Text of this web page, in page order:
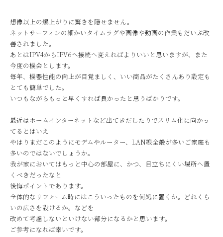
想像以上の爆上がりに驚きを隠せません。
ネットサーフィンの細かいタイムラグや画像や動画の作業もだいぶ改
善されました。
あとはIPV4からIPV6へ接続へ変えればよりいいと思いますが、また
今度の機会とします。
毎年、機器性能の向上が目覚ましく、いい商品がたくさんあり設定も
とても簡単でした。
いつもながらもっと早くすれば良かったと思うばかりです。
最近はホームインターネットなど出てきだしたりでスリム化に向かっ
てるとはいえ
やはりまだこのようにモデムやルーター、LAN線全般が多いご家庭も
多いのではないでしょうか。
我が家においてはもっと中心の部屋に、かつ、目立ちにくい場所へ置
くべきだったなと
後悔ポイントであります。
全体的なリフォーム時にはこういったものを何処に置くか。どれくら
いの広さを設けるか。などを
改めて考慮しないといけない部分になるかと思います。
ご参考になれば幸いです。